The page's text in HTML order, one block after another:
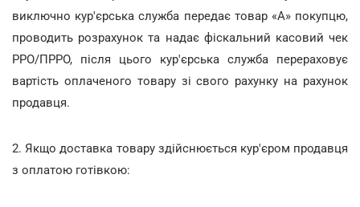
виключно кур'єрська служба передає товар «А» покупцю,
проводить розрахунок та надає фіскальний касовий чек
РРО/ПРРО, після цього кур'єрська служба перераховує
вартість оплаченого товару зі свого рахунку на рахунок
продавця.
2. Якщо доставка товару здійснюється кур'єром продавця
з оплатою готівкою: